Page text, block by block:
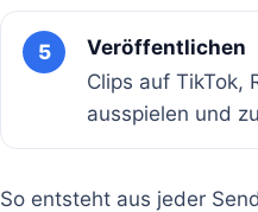
5
Veröffentlichen
Clips auf TikTok,
ausspielen und
So entsteht aus jeder